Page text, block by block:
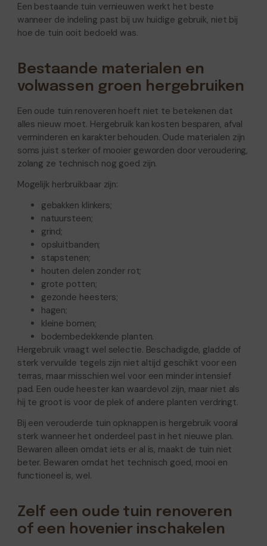
Een bestaande tuin vernieuwen werkt het beste
wanneer de indeling past bij uw huidige gebruik, niet bij
hoe de tuin ooit bedoeld was.
Bestaande materialen en
volwassen groen hergebruiken
Een oude tuin renoveren hoeft niet te betekenen dat
alles nieuw moet. Hergebruik kan kosten besparen, afval
verminderen en karakter behouden. Oude materialen zijn
soms juist sterker of mooier geworden door veroudering,
zolang ze technisch nog goed zijn.
Mogelijk herbruikbaar zijn:
gebakken klinkers;
natuursteen;
grind;
opsluitbanden;
stapstenen;
houten delen zonder rot;
grote potten;
gezonde heesters;
hagen;
kleine bomen;
bodembedekkende planten.
Hergebruik vraagt wel selectie. Beschadigde, gladde of
sterk vervuilde tegels zijn niet altijd geschikt voor een
terras, maar misschien wel voor een minder intensief
pad. Een oude heester kan waardevol zijn, maar niet als
hij te groot is voor de plek of andere planten verdringt.
Bij een verouderde tuin opknappen is hergebruik vooral
sterk wanneer het onderdeel past in het nieuwe plan.
Bewaren alleen omdat iets er al is, maakt de tuin niet
beter. Bewaren omdat het technisch goed, mooi en
functioneel is, wel.
Zelf een oude tuin renoveren
of een hovenier inschakelen